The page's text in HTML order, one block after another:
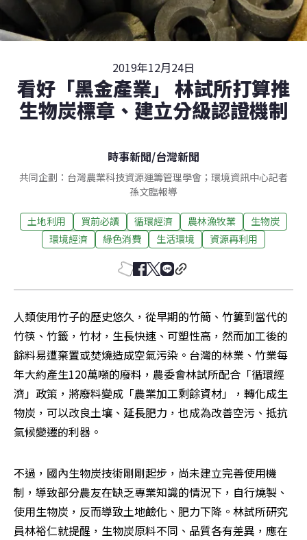
2019年12月24日
看好「黑金產業」 林試所打算推
生物炭標章、建立分級認證機制
時事新聞/台灣新聞
共同企劃：台灣農業科技資源運籌管理學會；環境資訊中心記者
孫文臨報導
土地利用 買前必讀 循環經濟 農林漁牧業
生物炭
環境經濟
綠色消費 生活環境 資源再利用
人類使用竹子的歷史悠久，從早期的竹簡、竹簍到當代的
竹筷、竹籤，竹材，生長快速、可塑性高，然而加工後的
餘料易遭棄置或焚燒造成空氣污染。台灣的林業、竹業每
年大約產生120萬噸的廢料，農委會林試所配合「循環經
濟」政策，將廢料變成「農業加工剩餘資材」，轉化成生
物炭，可以改良土壤、延長肥力，也成為改善空污、抵抗
氣候變遷的利器。
不過，國內生物炭技術剛剛起步，尚未建立完善使用機
制，導致部分農友在缺乏專業知識的情況下，自行燒製、
使用生物炭，反而導致土地鹼化、肥力下降。林試所研究
員林裕仁就提醒，生物炭原料不同、品質各有差異，應在